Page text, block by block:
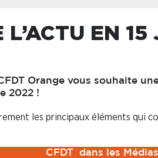
L’ACTU EN
Orange vous souhaite
2022 !
les principaux éléments qui
CFDT dans les Médias